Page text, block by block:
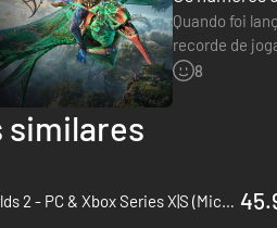
Quando foi
recorde de
Ash aliado ao
8
similares
The Outer Worlds 2 - PC & Xbox Series X|S (Microsoft Store)